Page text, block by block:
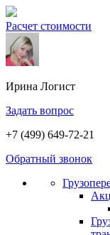
Расчет стоимости
Ирина Логист
Задать вопрос
+7 (499) 649-72-21
Обратный звонок